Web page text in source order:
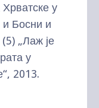
Хрватске у
и Босни и
„Лаж је
у
2013.